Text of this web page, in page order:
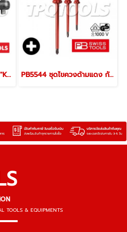
KBE2702500K (SR500) "KOBE" ด้ามฟรีลม 4 หุน (1/2") SPEED RATCHETS AIR 1/2" "KOBETOOLS" สินค้าประเทศอังกฤษ PB5544 ชุดไขควงด้ามแดง กันไฟ 3 ตัว/ชุด VDE ปากแฉกเบอร์ 1,2,3 PB SWISS TOOLS
TOOLS & EQUIPMENTS